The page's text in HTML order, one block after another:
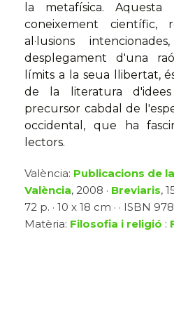
la metafísica.
coneixement científic,
al·lusions
desplegament d'una
límits a la seua llibertat,
de la literatura d'idees
precursor cabdal de
occidental, que ha
lectors.
València: Publicacions de
València, 2008 · Breviaris,
72 p. · 10 x 18 cm · · ISBN
Matèria: Filosofia i religió :